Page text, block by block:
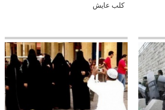
كلب عايش